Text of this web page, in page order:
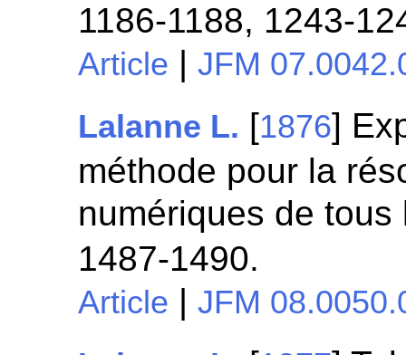
1186-1188, 1243-
Article |JFM
Lalanne L. [1876]
méthode pour la
numériques de
1487-1490.
Article |JFM